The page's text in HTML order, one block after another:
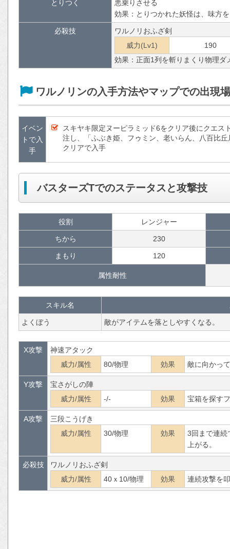
とりつく
悪乗りさせる
効果：とりつかれた妖怪は、味方
必殺技
ワルノリおふざ剣
威力(Lv1)
190
効果：正面1列を斬りまくり物理ダ
ワルノリンの入手方法やマップでの出現
イベン
トで入
手
スキヤキ限定ヌーピラミッド6をクリア後にクエ
注し、「ふぶき姫、フゥミン、老いらん、八百比
クリアで入手
バスターズTでのステータスと攻撃技
役割 レンジャー
ちから 230
まもり 120
属性耐性
スキル名
よくぼう 敵がアイテムを落としやすくなる。
X攻撃
神速アタック
威力/属性
80/物理 効果 敵に向かっ
Y攻撃
宝さがしの陣
威力/属性
-/- 効果 宝箱を探す
A攻撃
三段こうげき
威力/属性
30/物理 効果
3回まで連続
上がる。
必殺技
ワルノリおふざ剣
威力/属性
40ｘ10/物理 効果 連続攻撃を